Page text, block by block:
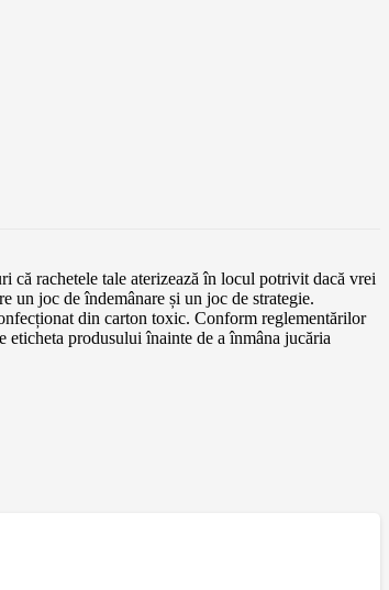
că rachetele tale aterizează în locul potrivit dacă vrei
un joc de îndemânare și un joc de strategie.
din carton toxic. Conform reglementărilor
produsului înainte de a înmâna jucăria